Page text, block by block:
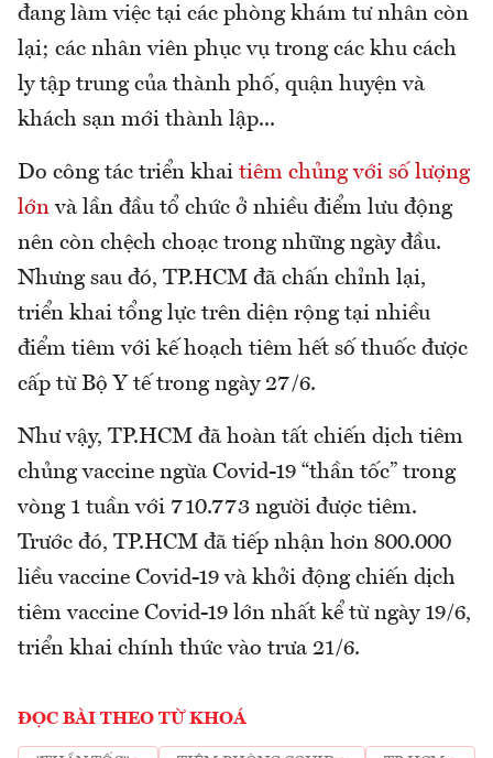
đang làm việc tại các phòng khám tư nhân còn
lại; các nhân viên phục vụ trong các khu cách
ly tập trung của thành phố, quận huyện và
khách sạn mới thành lập...
Do công tác triển khai tiêm chủng với số lượng
lớn và lần đầu tổ chức ở nhiều điểm lưu động
nên còn chệch choạc trong những ngày đầu.
Nhưng sau đó, TP.HCM đã chấn chỉnh lại,
triển khai tổng lực trên diện rộng tại nhiều
điểm tiêm với kế hoạch tiêm hết số thuốc được
cấp từ Bộ Y tế trong ngày 27/6.
Như vậy, TP.HCM đã hoàn tất chiến dịch tiêm
chủng vaccine ngừa Covid-19 “thần tốc” trong
vòng 1 tuần với 710.773 người được tiêm.
Trước đó, TP.HCM đã tiếp nhận hơn 800.000
liều vaccine Covid-19 và khởi động chiến dịch
tiêm vaccine Covid-19 lớn nhất kể từ ngày 19/6,
triển khai chính thức vào trưa 21/6.
ĐỌC BÀI THEO TỪ KHOÁ